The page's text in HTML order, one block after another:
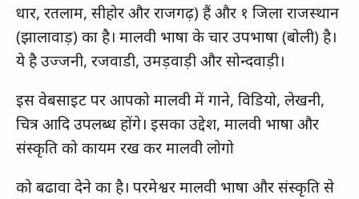
धार, रतलाम, सीहोर और राजगढ़) हैं और १ जिला राजस्थान
(झालावाड़) का है। मालवी भाषा के चार उपभाषा (बोली) है।
ये है उज्जनी, रजवाडी, उमड़वाड़ी और सोन्दवाड़ी।
इस वेबसाइट पर आपको मालवी में गाने, विडियो, लेखनी,
चित्र आदि उपलब्ध होंगे। इसका उद्देश, मालवी भाषा और
संस्कृति को कायम रख कर मालवी लोगो
को बढावा देने का है। परमेश्वर मालवी भाषा और संस्कृति से